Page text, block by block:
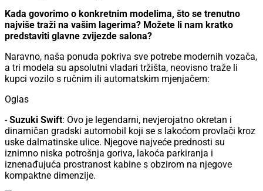
Kada govorimo o konkretnim modelima, što se trenutno
najviše traži na vašim lagerima? Možete li nam kratko
predstaviti glavne zvijezde salona?
Naravno, naša ponuda pokriva sve potrebe modernih vozača,
a tri modela su apsolutni vladari tržišta, neovisno traže li
kupci vozilo s ručnim ili automatskim mjenjačem:
Oglas
-Suzuki Swift: Ovo je legendarni, nevjerojatno okretan i
dinamičan gradski automobil koji se s lakoćom provlači kroz
uske dalmatinske ulice. Njegove najveće prednosti su
iznimno niska potrošnja goriva, lakoća parkiranja i
iznenađujuća prostranost kabine s obzirom na njegove
kompaktne dimenzije.